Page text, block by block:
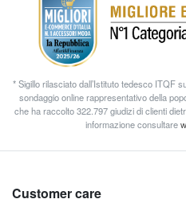
* Sigillo rilasciato dall’Istituto tedesco ITQF
sondaggio online rappresentativo della
che ha raccolto 322.797 giudizi di clienti
informazione consultare
Customer care